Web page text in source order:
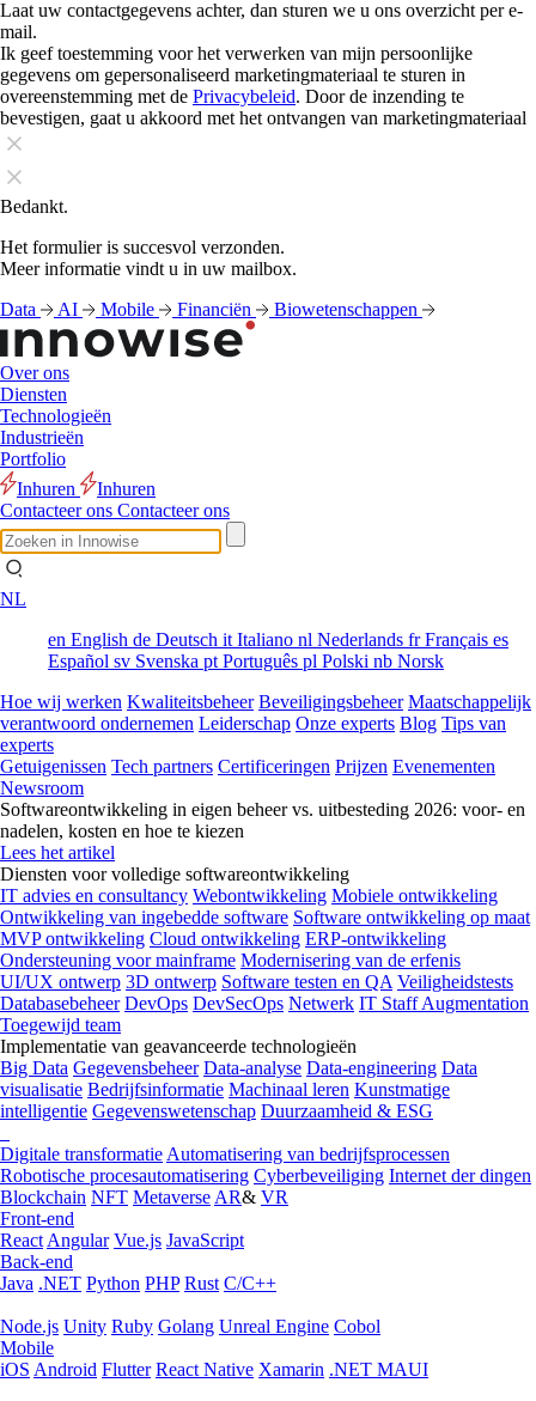
Laat uw contactgegevens achter, dan sturen we u ons overzicht per e-
mail.
Ik geef toestemming voor het verwerken van mijn persoonlijke
gegevens om gepersonaliseerd marketingmateriaal te sturen in
overeenstemming met de Privacybeleid. Door de inzending te
bevestigen, gaat u akkoord met het ontvangen van marketingmateriaal
Bedankt.
Het formulier is succesvol verzonden.
Meer informatie vindt u in uw mailbox.
Data
AI Mobile Financiën Biowetenschappen
Over ons
Diensten
Technologieën
Industrieën
Portfolio
Inhuren
Inhuren
Contacteer ons Contacteer ons
NL
en English de Deutsch it Italiano nl Nederlands frFrançais es
Español sv Svenska pt Português pl Polski nb Norsk
Hoe wij werken Kwaliteitsbeheer Beveiligingsbeheer Maatschappelijk
verantwoord ondernemen Leiderschap Onze experts Blog Tips van
experts
Getuigenissen Tech partners Certificeringen Prijzen Evenementen
Newsroom
Softwareontwikkeling in eigen beheer vs. uitbesteding 2026: voor- en
nadelen, kosten en hoe te kiezen
Lees het artikel
Diensten voor volledige softwareontwikkeling
IT advies en consultancy Webontwikkeling Mobiele ontwikkeling
Ontwikkeling van ingebedde software Software ontwikkeling op maat
MVP ontwikkeling Cloud ontwikkeling ERP-ontwikkeling
Ondersteuning voor mainframe Modernisering van de erfenis
UI/UX ontwerp 3D ontwerp Software testen en QA Veiligheidstests
Databasebeheer DevOps DevSecOps Netwerk IT Staff Augmentation
Toegewijd team
Implementatie van geavanceerde technologieën
Big Data Gegevensbeheer Data-analyse Data-engineering Data
visualisatie Bedrijfsinformatie Machinaal leren Kunstmatige
intelligentie Gegevenswetenschap Duurzaamheid & ESG
Digitale transformatie Automatisering van bedrijfsprocessen
Robotische procesautomatisering Cyberbeveiliging Internet der dingen
Blockchain NFT Metaverse AR& VR
Front-end
React Angular Vue.js JavaScript
Back-end
Java .NET Python PHP Rust C/C++
Node.js Unity Ruby Golang Unreal Engine Cobol
Mobile
iOS Android Flutter React Native Xamarin .NET MAUI